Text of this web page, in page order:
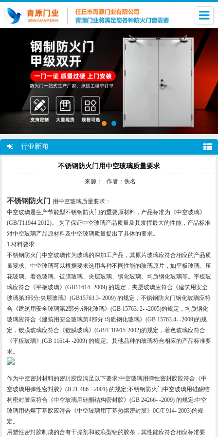
行业新闻
不锈钢防火门用中空玻璃质量要求
来源： 作者：佚名
不锈钢防火门 用中空玻璃质量要求：
中空玻璃是生产节能型不锈钢防火门的重要原材料，产品标准为《中空玻璃》
(GB/T11944 2012)。 为了保证中空玻璃产品质量及其发挥最大的性能，产品标准
对中空玻璃产品原材料及中空玻璃质量提出了具体的要求。
1.材料要求
不锈钢防火门中空玻璃作为玻璃的深加工产品，其原片玻璃应符合相应的产品质
量要求。中空玻璃可以根据要求选用各种不同性能的玻璃原片，如平板玻璃、压
花玻璃、着色玻璃、镀膜玻璃、夹层玻璃、钢化玻璃、均质钢化玻璃等。平板玻
璃应符合《平板玻璃》(GB11614- 2009) 的规定，夹层玻璃应符合《建筑用安全
玻璃第3部分:夹层玻璃》(GB15763.3- 2009) 的规定，不锈钢防火门钢化玻璃应符
合《建筑用安全玻璃第2部分:钢化玻璃》(GB 15763. 2- -2005)的规定，均质钢化
玻璃应符合《建筑用安全玻璃第4部分:均质钢化玻璃》(GB 15763.4- -2009)的规
定，镀膜玻璃应符合《镀膜玻璃》(GB/T 18915-2002)的规定，着色玻璃应符合
《平板玻璃》(GB 11614- -2009) 的规定。其他品种的玻璃符合相应的产品标准要
求。
作为中空密封材料的密封胶应满足以下要求:中空玻璃用弹性密封胶应符合《中
空玻璃用弹性密封胶》(JC/T 486- -2001) 的规定;不锈钢防火门中空玻璃用硅酮结
构密封胶应符合《中空玻璃用硅酮结构密封胶》(GB 24266- -2009) 的规定:中空
玻璃用热熔丁基胶应符合《中空玻璃用丁基热熔密封胶》0C/T 914- 2003)的规
定。
用塑性密封胶制成的含有干操剂和波浪型铝的胶条，其性能应符合相应标准要